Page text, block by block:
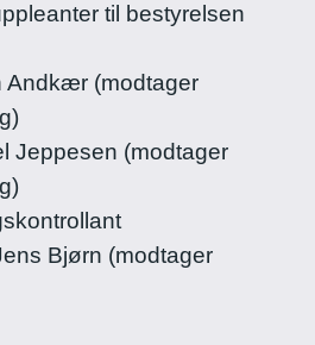
til bestyrelsen
Andkær (modtager
Jeppesen (modtager
Bjørn (modtager